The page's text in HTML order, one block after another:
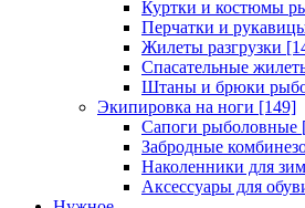
Куртки и костюмы
Перчатки и
Жилеты разгрузки
Спасательные
Штаны и брюки
Экипировка на ноги [149]
Сапоги рыболовные
Забродные
Наколенники для
Аксессуары для